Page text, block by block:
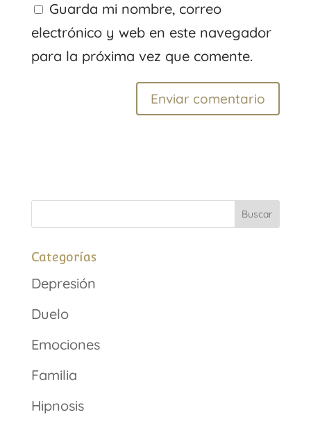
Guarda mi nombre, correo
electrónico y web en este navegador
para la próxima vez que comente.
Categorías
Depresión
Duelo
Emociones
Familia
Hipnosis